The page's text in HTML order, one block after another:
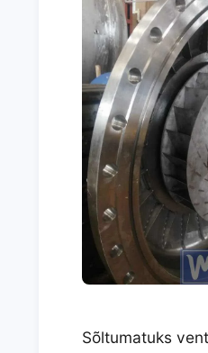
Sõltumatuks